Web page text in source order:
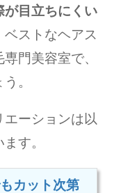
が目立ちにくい
ベストなヘアス
門美容室で、
。
ーションは以
す。
カット次第